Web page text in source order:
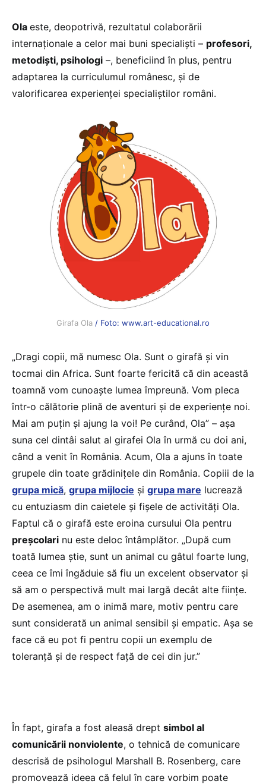
Ola este, deopotrivă, rezultatul colaborării
internaționale a celor mai buni specialiști – profesori,
metodiști, psihologi –, beneficiind în plus, pentru
adaptarea la curriculumul românesc, și de
valorificarea experienței specialiștilor români.
Girafa Ola / Foto: www.art-educational.ro
„Dragi copii, mă numesc Ola. Sunt o girafă și vin
tocmai din Africa. Sunt foarte fericită că din această
toamnă vom cunoaște lumea împreună. Vom pleca
într-o călătorie plină de aventuri și de experiențe noi.
Mai am puțin și ajung la voi! Pe curând, Ola” – așa
suna cel dintâi salut al girafei Ola în urmă cu doi ani,
când a venit în România. Acum, Ola a ajuns în toate
grupele din toate grădinițele din România. Copiii de la
grupa mică, grupa mijlocie și grupa mare lucrează
cu entuziasm din caietele și fișele de activități Ola.
Faptul că o girafă este eroina cursului Ola pentru
preșcolari nu este deloc întâmplător. „După cum
toată lumea știe, sunt un animal cu gâtul foarte lung,
ceea ce îmi îngăduie să fiu un excelent observator și
să am o perspectivă mult mai largă decât alte ființe.
De asemenea, am o inimă mare, motiv pentru care
sunt considerată un animal sensibil și empatic. Așa se
face că eu pot fi pentru copii un exemplu de
toleranță și de respect față de cei din jur.”
În fapt, girafa a fost aleasă drept simbol al
comunicării nonviolente, o tehnică de comunicare
descrisă de psihologul Marshall B. Rosenberg, care
promovează ideea că felul în care vorbim poate